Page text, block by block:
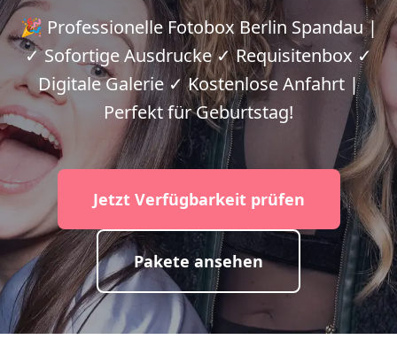
🎉 Professionelle Fotobox Berlin Spandau |
✓ Sofortige Ausdrucke ✓ Requisitenbox ✓
Digitale Galerie ✓ Kostenlose Anfahrt |
Perfekt für Geburtstag!
Jetzt Verfügbarkeit prüfen
Pakete ansehen